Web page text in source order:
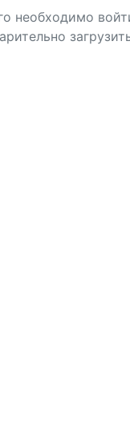
необходимо